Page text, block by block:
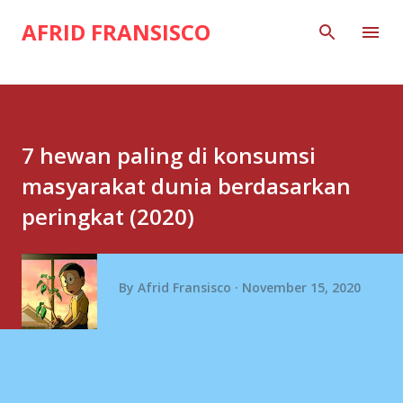
Skip to main content
AFRID FRANSISCO
7 hewan paling di konsumsi
masyarakat dunia berdasarkan
peringkat (2020)
By Afrid Fransisco November 15, 2020